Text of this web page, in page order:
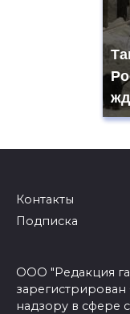
Контакты
Подписка
ООО "Редакция
надзору в сфере